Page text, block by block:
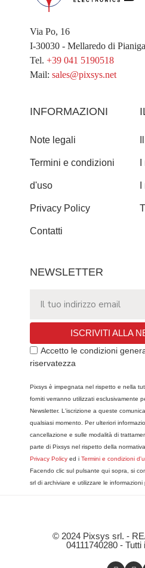
Via Po, 16
I-30030 - Mellaredo di
Tel. +39 041 5190518
Mail: sales@pixsys.net
INFORMAZIONI
Note legali
Termini e condizioni
d'uso
Privacy Policy
Contatti
NEWSLETTER
ISCRIVITI ALLA
Accetto le condizioni
riservatezza
Pixsys è impegnata nel rispetto e nella
forniti verranno utilizzati esclusivamente
Newsletter. L'iscrizione a queste
qualsiasi momento. Per ulteriori
cancellazione e sulle modalità di
parte di Pixsys nel rispetto della
Privacy Policy ed i Termini e condizioni
Facendo clic sul pulsante qui sopra, si
srl di archiviare e utilizzare le
© 2024 Pixsys srl. -
04111740280 -